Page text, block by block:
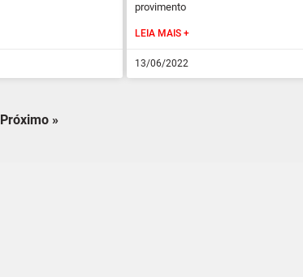
provimento
LEIA MAIS +
13/06/2022
Próximo »